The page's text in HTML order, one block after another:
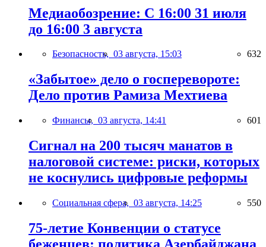
Медиаобозрение: С 16:00 31 июля
до 16:00 3 августа
Безопасность, 03 августа, 15:03 632
«Забытое» дело о госперевороте:
Дело против Рамиза Мехтиева
Финансы, 03 августа, 14:41 601
Сигнал на 200 тысяч манатов в
налоговой системе: риски, которых
не коснулись цифровые реформы
Социальная сфера, 03 августа, 14:25 550
75-летие Конвенции о статусе